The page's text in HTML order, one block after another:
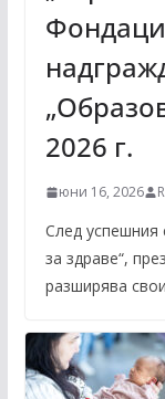
2026 г.
юни 16, 2026
След успешния
за здраве“,
разширява